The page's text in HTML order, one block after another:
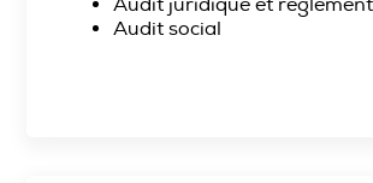
Audit juridique et
Audit social